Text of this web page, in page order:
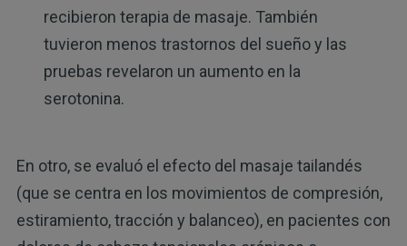
recibieron terapia de masaje. También
tuvieron menos trastornos del sueño y las
pruebas revelaron un aumento en la
serotonina.
En otro, se evaluó el efecto del masaje tailandés
(que se centra en los movimientos de compresión,
estiramiento, tracción y balanceo), en pacientes con